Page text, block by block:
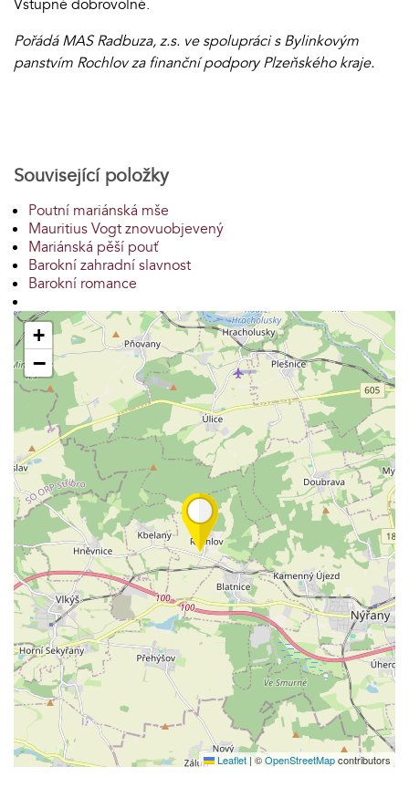
Vstupné dobrovolné.
Pořádá MAS Radbuza, z.s. ve spolupráci s Bylinkovým
panstvím Rochlov za finanční podpory Plzeňského kraje.
Související položky
Poutní mariánská mše
Mauritius Vogt znovuobjevený
Mariánská pěší pouť
Barokní zahradní slavnost
Barokní romance
+
−
Leaflet | ©OpenStreetMapcontributors